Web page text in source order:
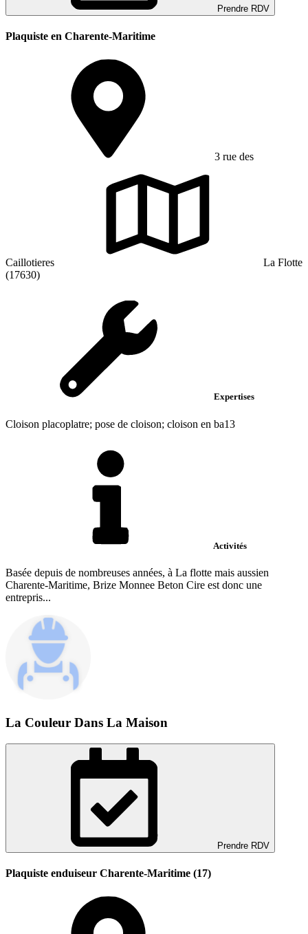
Prendre RDV
Plaquiste en Charente-Maritime
3 rue des
Caillotieres
La Flotte
(17630)
Expertises
Cloison placoplatre; pose de cloison; cloison en ba13
Activités
Basée depuis de nombreuses années, à La flotte mais aussien
Charente-Maritime, Brize Monnee Beton Cire est donc une
entrepris...
La Couleur Dans La Maison
Prendre RDV
Plaquiste enduiseur Charente-Maritime (17)